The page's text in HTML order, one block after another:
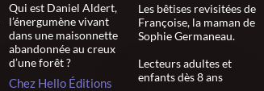
Qui est Daniel Aldert,
l’énergumène vivant
dans une maisonnette
abandonnée au creux
d’une forêt ?
Les bêtises revisitées de
Françoise, la maman de
Sophie Germaneau.
Lecteurs adultes et
enfants dès 8 ans
Chez Hello Éditions